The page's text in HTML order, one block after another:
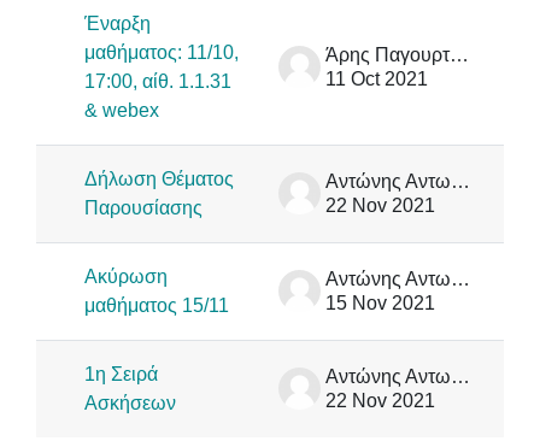
Έναρξη
μαθήματος: 11/10,
17:00, αίθ. 1.1.31
& webex
Άρης Παγουρτζής
11 Oct 2021
Δήλωση Θέματος
Παρουσίασης
Αντώνης Αντωνόπουλος
22 Nov 2021
Ακύρωση
μαθήματος 15/11
Αντώνης Αντωνόπουλος
15 Nov 2021
1η Σειρά
Ασκήσεων
Αντώνης Αντωνόπουλος
22 Nov 2021